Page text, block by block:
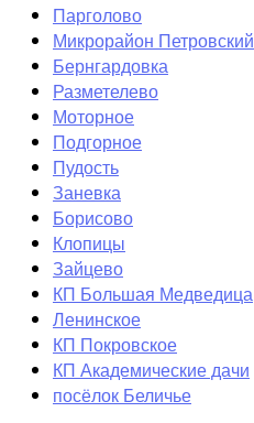
Парголово
Микрорайон Петровский
Бернгардовка
Разметелево
Моторное
Подгорное
Пудость
Заневка
Борисово
Клопицы
Зайцево
КП Большая Медведица
Ленинское
КП Покровское
КП Академические дачи
посёлок Беличье